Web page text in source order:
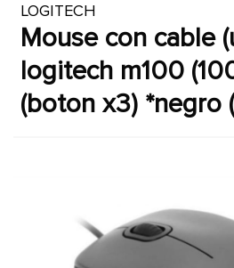
LOGITECH
mouse con cable (usb-a)
logitech m100
(boton x3) *negro